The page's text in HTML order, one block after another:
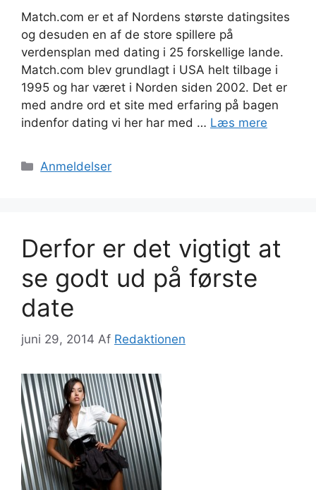
Match.com er et af Nordens største datingsites
og desuden en af de store spillere på
verdensplan med dating i 25 forskellige lande.
Match.com blev grundlagt i USA helt tilbage i
1995 og har været i Norden siden 2002. Det er
med andre ord et site med erfaring på bagen
indenfor dating vi her har med … Læs mere
Kategorier
Anmeldelser
Derfor er det vigtigt at
se godt ud på første
date
juni 29, 2014 Af Redaktionen